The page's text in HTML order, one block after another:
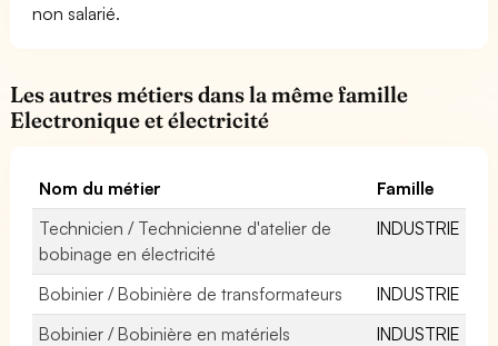
non salarié.
Les autres métiers dans la même famille
Electronique et électricité
Nom du métier
Famille
Technicien / Technicienne d'atelier de
bobinage en électricité
INDUSTRIE
Bobinier / Bobinière de transformateurs
INDUSTRIE
Bobinier / Bobinière en matériels
INDUSTRIE